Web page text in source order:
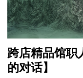
跨店精品馆职
的对话】